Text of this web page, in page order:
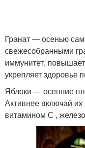
Гранат — осенью
свежесобранными
иммунитет,
укрепляет здоровье
Яблоки — осенние
Активнее включай
витамином С ,